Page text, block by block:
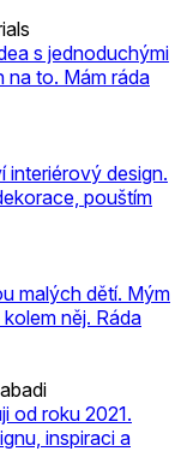
s jednoduchými
na to. Mám ráda
interiérový design.
pouštím
malých dětí. Mým
něj. Ráda
od roku 2021.
inspiraci a